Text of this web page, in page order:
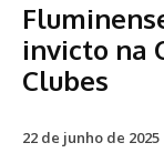
invicto na
Clubes
22 de junho de 2025